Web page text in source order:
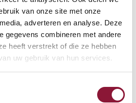
van onze site met onze
adverteren en analyse. Deze
gegevens combineren met andere
heeft verstrekt of die ze hebben
uw gebruik van hun services.
Inkl. MwSt.
SRM Evolution vertikale